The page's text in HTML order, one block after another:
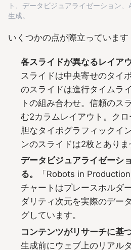
ト、データビジュアライゼーション
生成。
いくつかの点が際立っています
各スライドが異なるレイア
スライドは中央寄せのタイ
のスライドは進行タイムラ
トの組み合わせ。信頼のス
む2カラムレイアウト。ク
胆なタイポグラフィックイ
ンのスライドは2枚とありま
データビジュアライゼーシ
る。
「Robots in
チャートはプレースホルダ
ダリティ次元を実際のデー
グしています。
コンテンツがリサーチに基
生成前にウェブ上のリアル